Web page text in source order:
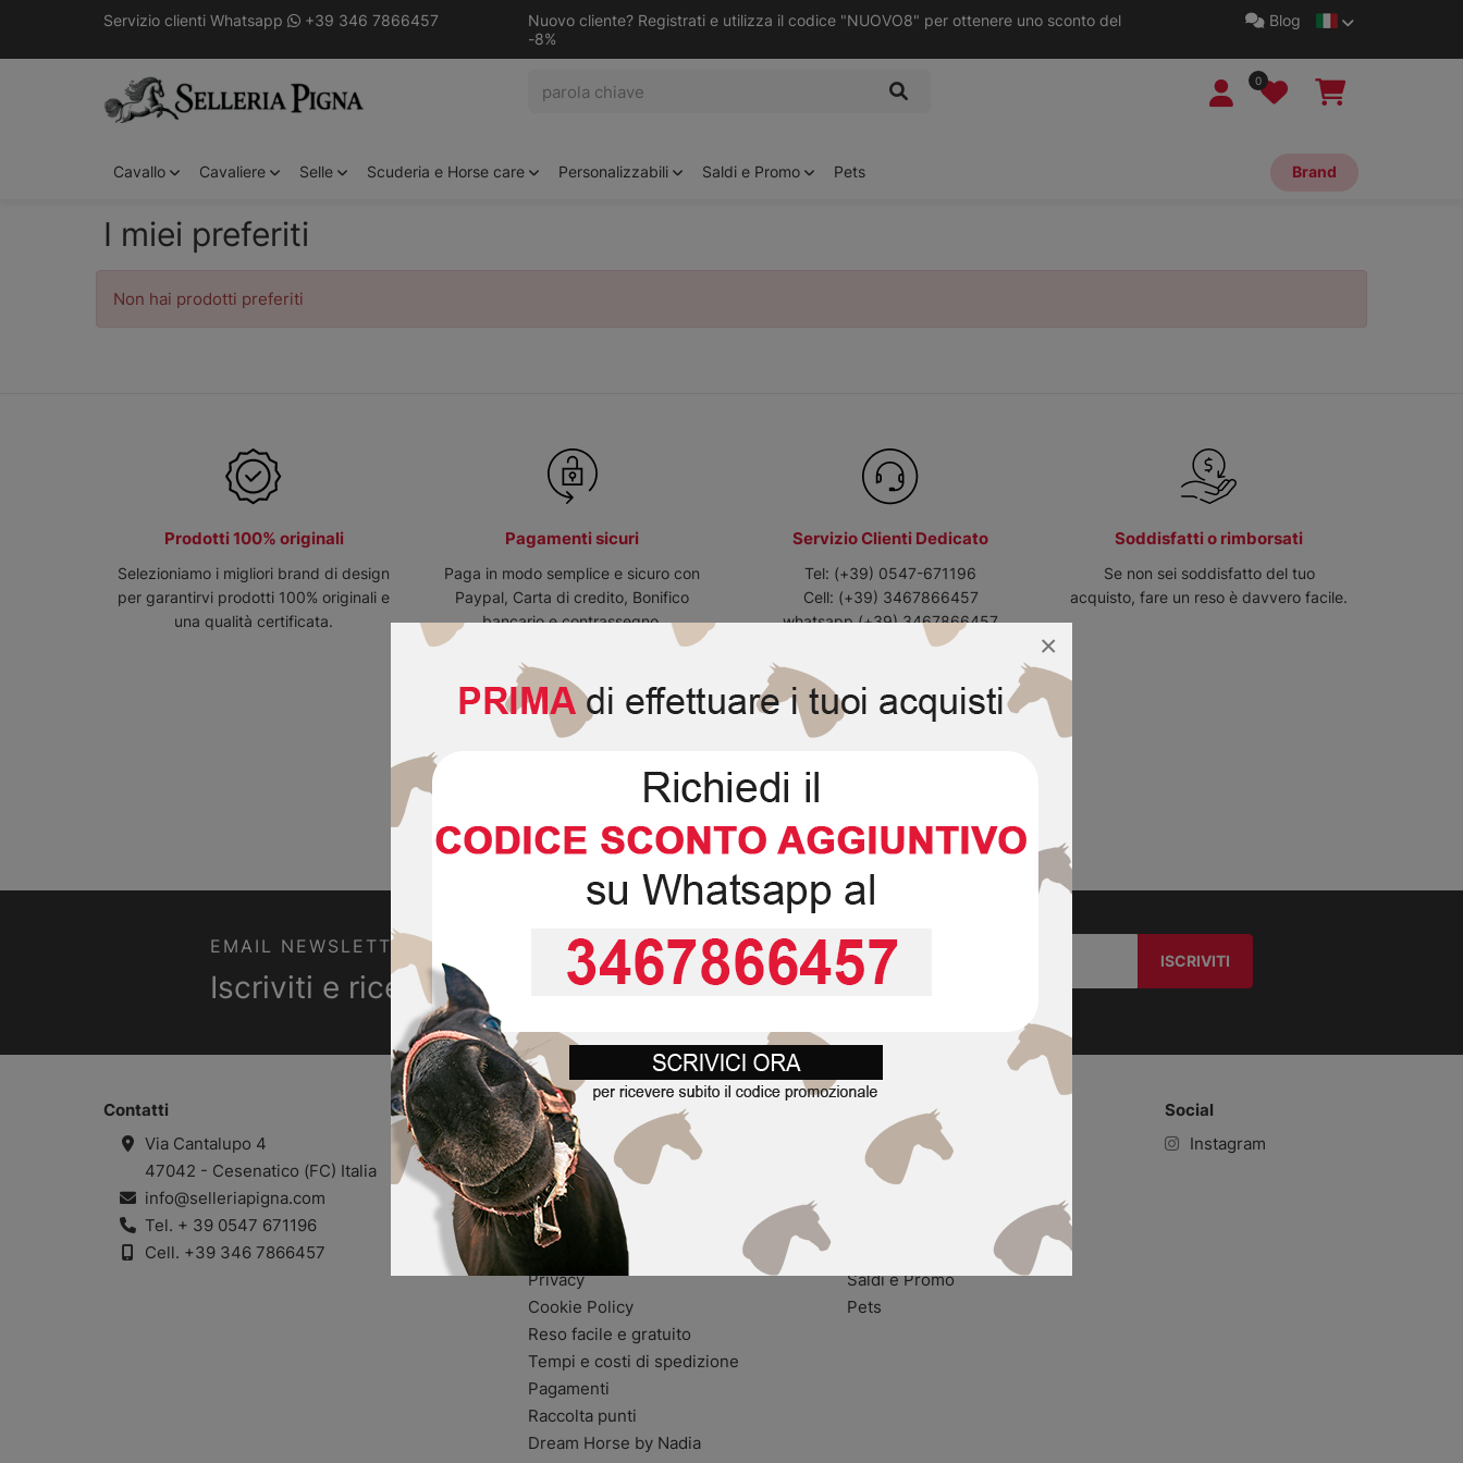
×
Servizio clienti Whatsapp +39 346 7866457
Nuovo cliente? Registrati e utilizza il codice "NUOVO8" per ottenere uno sconto del
-8%
Blog
0
Cavallo Cavaliere Selle Scuderia e Horse care Personalizzabili Saldi e Promo Pets Brand
I miei preferiti
Non hai prodotti preferiti
Prodotti 100% originali
Selezioniamo i migliori brand di design
per garantirvi prodotti 100% originali e
una qualità certificata.
Pagamenti sicuri
Paga in modo semplice e sicuro con
Paypal, Carta di credito, Bonifico
bancario e contrassegno.
Servizio Clienti Dedicato
Tel: (+39) 0547-671196
Cell: (+39) 3467866457
whatsapp(+39) 3467866457
info@selleriapigna.com
Info Ordini:
Assistenza Clienti:0547 405687
Logistica:
Soddisfatti o rimborsati
Se non sei soddisfatto del tuo
acquisto, fare un reso è davvero facile.
EMAIL NEWSLETTER
Iscriviti e ricevi il tuo codice sconto
ISCRIVITI
Contatti
Via Cantalupo 4
47042 - Cesenatico (FC) Italia
info@selleriapigna.com
Tel. + 39 0547 671196
Cell. +39 346 7866457
Assistenza
Chi siamo
Impressum
Perché sceglierci?
Contatti
Condizioni di Vendita
Privacy
Cookie Policy
Reso facile e gratuito
Tempi e costi di spedizione
Pagamenti
Raccolta punti
Dream Horse by Nadia
Categorie
Cavallo
Cavaliere
Scuderia e Horse care
Saldi e Promo
Pets
Social
Instagram